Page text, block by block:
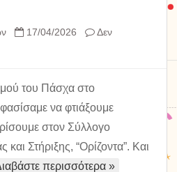
17/04/2026
Δεν
του Πάσχα στο
να φτιάξουμε
στον Σύλλογο
Στήριξης, “Ορίζοντα”. Και
περισσότερα »